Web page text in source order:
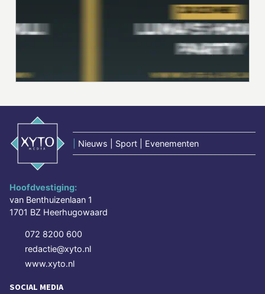
Nieuws | Sport | Evenementen
Hoofdvestiging:
van Benthuizenlaan 1
1701 BZ Heerhugowaard
072 8200 600
redactie@xyto.nl
www.xyto.nl
SOCIAL MEDIA